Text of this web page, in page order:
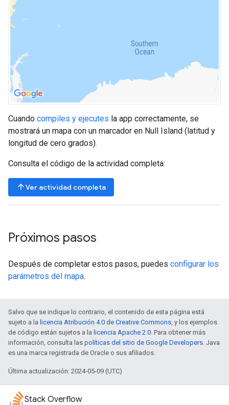
Cuando compiles y ejecutes la app correctamente, se
mostrará un mapa con un marcador en Null Island (latitud y
longitud de cero grados).
Consulta el código de la actividad completa:
arrow_upwardVer actividad completa
Próximos pasos
Después de completar estos pasos, puedes configurar los
parámetros del mapa.
Salvo que se indique lo contrario, el contenido de esta página está
sujeto a la licencia Atribución 4.0 de Creative Commons , y los ejemplos
de código están sujetos a la licencia Apache 2.0 . Para obtener más
información, consulta las políticas del sitio de Google Developers . Java
es una marca registrada de Oracle o sus afiliados.
Última actualización: 2024-05-09 (UTC)
Stack Overflow